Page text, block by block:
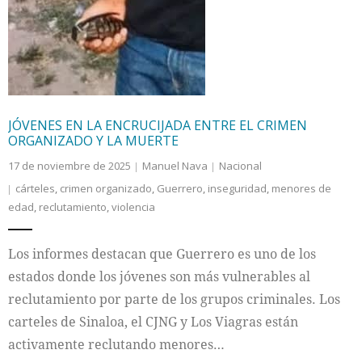
JÓVENES EN LA ENCRUCIJADA ENTRE EL CRIMEN
ORGANIZADO Y LA MUERTE
17 de noviembre de 2025 Manuel Nava
Nacional
cárteles, crimen organizado, Guerrero, inseguridad, menores de
edad, reclutamiento,violencia
Los informes destacan que Guerrero es uno de los
estados donde los jóvenes son más vulnerables al
reclutamiento por parte de los grupos criminales. Los
carteles de Sinaloa, el CJNG y Los Viagras están
activamente reclutando menores…